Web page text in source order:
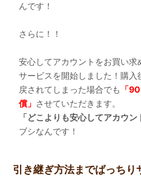
んです！
さらに！！
安心してアカウントをお買い
サービスを開始しました！購入
戻されてしまった場合でも 「
償」 させていただきます。
「どこよりも安心してアカウ
ブシなんです！
引き継ぎ方法までばっちり